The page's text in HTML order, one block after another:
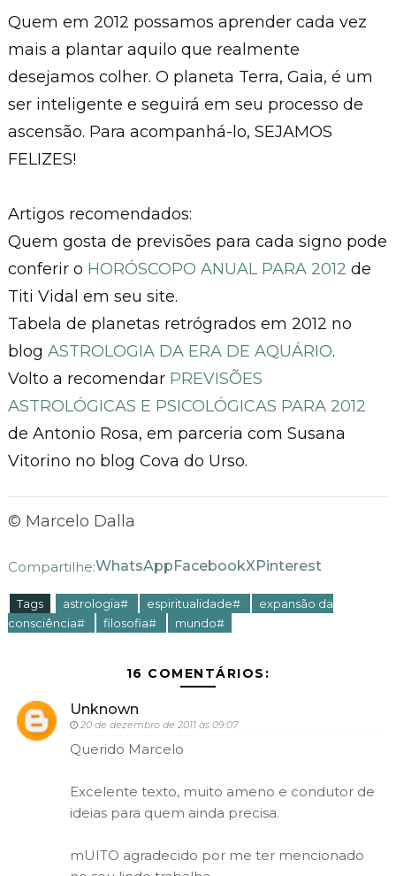
Quem em 2012 possamos aprender cada vez
mais a plantar aquilo que realmente
desejamos colher. O planeta Terra, Gaia, é um
ser inteligente e seguirá em seu processo de
ascensão. Para acompanhá-lo, SEJAMOS
FELIZES!
Artigos recomendados:
Quem gosta de previsões para cada signo pode
conferir o HORÓSCOPO ANUAL PARA 2012 de
Titi Vidal em seu site.
Tabela de planetas retrógrados em 2012 no
blog ASTROLOGIA DA ERA DE AQUÁRIO.
Volto a recomendar PREVISÕES
ASTROLÓGICAS E PSICOLÓGICAS PARA 2012
de Antonio Rosa, em parceria com Susana
Vitorino no blog Cova do Urso.
© Marcelo Dalla
Compartilhe:WhatsApp FacebookXPinterest
Tags astrologia# espiritualidade#
expansão da
consciência#
filosofia# mundo#
16 COMENTÁRIOS:
Unknown
20 de dezembro de 2011 às 09:07
Querido Marcelo
Excelente texto, muito ameno e condutor de
ideias para quem ainda precisa.
mUITO agradecido por me ter mencionado